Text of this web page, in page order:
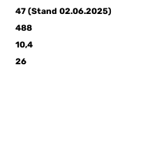
47 (Stand 02.06.2025)
488
10,4
26